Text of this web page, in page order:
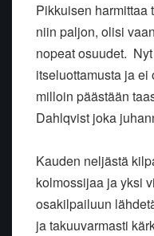
Pikkuisen harmittaa
niin paljon, olisi
nopeat osuudet.
itseluottamusta ja
milloin päästään
Dahlqvist joka
Kauden neljästä
kolmossijaa ja yksi
osakilpailuun
ja takuuvarmasti